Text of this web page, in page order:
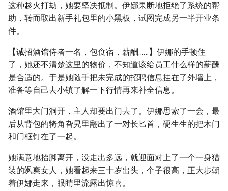
这种趁火打劫，她要坚决抵制。伊娜果断地拒绝了系统的帮
助，转而取出新手礼包里的小黑板，试图完成另一半开业条
件。
【诚招酒馆侍者一名，包食宿，薪酬……】伊娜的手顿住
了，她还不清楚这里的物价，不知道该给员工什么样的薪酬
是合适的。于是她随手把未完成的招聘信息挂在了外墙上，
准备等自己去小镇了解一下行情再来补全信息。
酒馆里大门洞开，主人却要出门去了。伊娜思索了一会，最
后从背包的犄角旮旯里翻出了一对长匕首，硬生生的把木门
和门框钉在了一起。
她满意地抬脚离开，没走出多远，就迎面对上了一个一身猎
装的飒爽女人，她看起来三十岁出头，个子很高，正大步朝
着伊娜走来，眼睛里流露出惊喜。